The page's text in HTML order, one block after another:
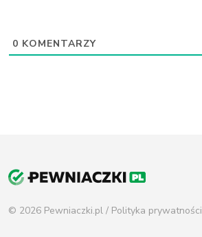
0 KOMENTARZY
© 2026 Pewniaczki.pl / Polityka prywatności